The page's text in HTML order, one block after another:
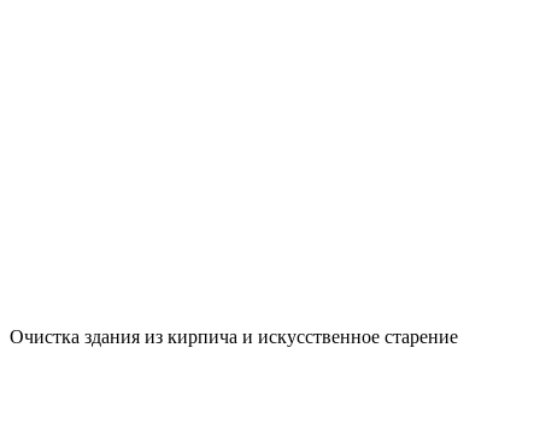
Очистка здания из кирпича и искусственное старение